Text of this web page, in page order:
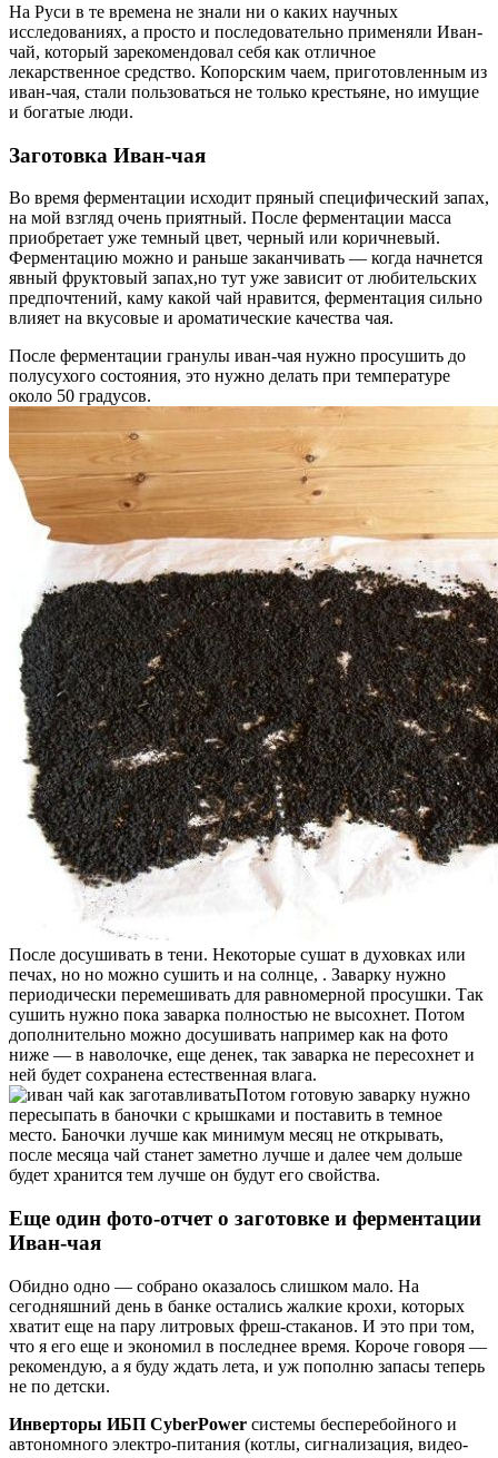
На Руси в те времена не знали ни о каких научных
исследованиях, а просто и последовательно применяли Иван-
чай, который зарекомендовал себя как отличное
лекарственное средство. Копорским чаем, приготовленным из
иван-чая, стали пользоваться не только крестьяне, но имущие
и богатые люди.
Заготовка Иван-чая
Во время ферментации исходит пряный специфический запах,
на мой взгляд очень приятный. После ферментации масса
приобретает уже темный цвет, черный или коричневый.
Ферментацию можно и раньше заканчивать — когда начнется
явный фруктовый запах,но тут уже зависит от любительских
предпочтений, каму какой чай нравится, ферментация сильно
влияет на вкусовые и ароматические качества чая.
После ферментации гранулы иван-чая нужно просушить до
полусухого состояния, это нужно делать при температуре
около 50 градусов.
После досушивать в тени. Некоторые сушат в духовках или
печах, но но можно сушить и на солнце, . Заварку нужно
периодически перемешивать для равномерной просушки. Так
сушить нужно пока заварка полностью не высохнет. Потом
дополнительно можно досушивать например как на фото
ниже — в наволочке, еще денек, так заварка не пересохнет и
ней будет сохранена естественная влага.
Потом готовую заварку нужно
пересыпать в баночки с крышками и поставить в темное
место. Баночки лучше как минимум месяц не открывать,
после месяца чай станет заметно лучше и далее чем дольше
будет хранится тем лучше он будут его свойства.
Еще один фото-отчет о заготовке и ферментации
Иван-чая
Обидно одно — собрано оказалось слишком мало. На
сегодняшний день в банке остались жалкие крохи, которых
хватит еще на пару литровых фреш-стаканов. И это при том,
что я его еще и экономил в последнее время. Короче говоря —
рекомендую, а я буду ждать лета, и уж пополню запасы теперь
не по детски.
Инверторы ИБП CyberPower системы бесперебойного и
автономного электро-питания (котлы, сигнализация, видео-